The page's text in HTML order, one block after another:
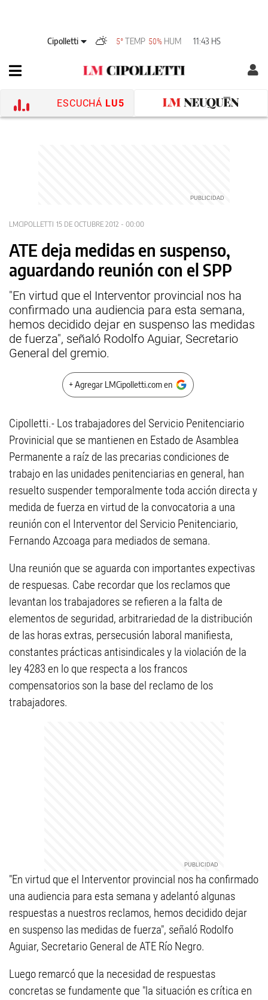
Cipolletti 5° TEMP 50% HUM 11:43 HS
ESCUCHÁ LU5
LMCIPOLLETTI 15 DE OCTUBRE 2012 - 00:00
ATE deja medidas en suspenso,
aguardando reunión con el SPP
"En virtud que el Interventor provincial nos ha
confirmado una audiencia para esta semana,
hemos decidido dejar en suspenso las medidas
de fuerza", señaló Rodolfo Aguiar, Secretario
General del gremio.
+ Agregar LMCipolletti.com en
Cipolletti.- Los trabajadores del Servicio Penitenciario
Provinicial que se mantienen en Estado de Asamblea
Permanente a raíz de las precarias condiciones de
trabajo en las unidades penitenciarias en general, han
resuelto suspender temporalmente toda acción directa y
medida de fuerza en virtud de la convocatoria a una
reunión con el Interventor del Servicio Penitenciario,
Fernando Azcoaga para mediados de semana.
Una reunión que se aguarda con importantes expectivas
de respuesas. Cabe recordar que los reclamos que
levantan los trabajadores se refieren a la falta de
elementos de seguridad, arbitrariedad de la distribución
de las horas extras, persecusión laboral manifiesta,
constantes prácticas antisindicales y la violación de la
ley 4283 en lo que respecta a los francos
compensatorios son la base del reclamo de los
trabajadores.
"En virtud que el Interventor provincial nos ha confirmado
una audiencia para esta semana y adelantó algunas
respuestas a nuestros reclamos, hemos decidido dejar
en suspenso las medidas de fuerza", señaló Rodolfo
Aguiar, Secretario General de ATE Río Negro.
Luego remarcó que la necesidad de respuestas
concretas se fundamente que "la situación es crítica en